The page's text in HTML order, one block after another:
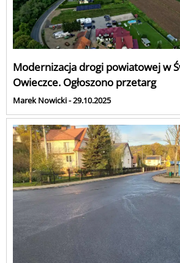
Modernizacja drogi powiatowej w
Owieczce. Ogłoszono przetarg
Marek Nowicki - 29.10.2025